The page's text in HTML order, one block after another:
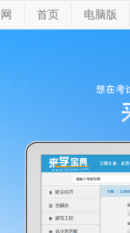
首页 电脑版